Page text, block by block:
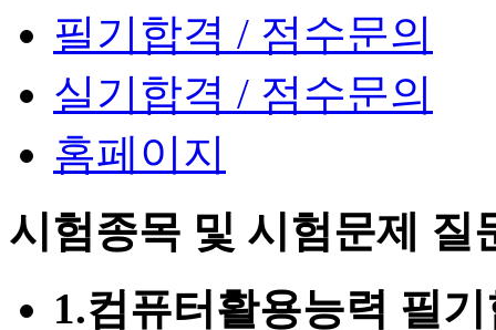
필기합격 / 점수문의
실기합격 / 점수문의
홈페이지
시험종목 및 시험문제 질
1.컴퓨터활용능력 필